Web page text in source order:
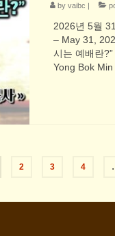
by vaibc |
2026년 5월
– May 31,
시는 예배란
Yong Bok
2 3 4